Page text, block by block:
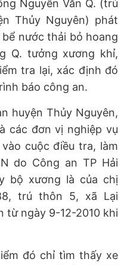
Nguyễn Văn Q. (trú
Thủy Nguyên) phát
nước thải bỏ hoang
Q. tưởng xương khỉ,
tra lại, xác định đó
báo công an.
huyện Thủy Nguyên,
các đơn vị nghiệp vụ
cuộc điều tra, làm
do Công an TP Hải
bộ xương là của chị
trú thôn 5, xã Lại
từ ngày 9-12-2010 khi
đó chỉ tìm thấy xe